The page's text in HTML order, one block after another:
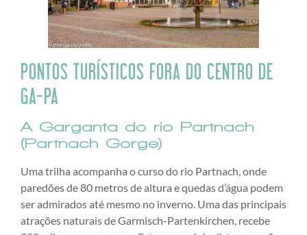
PONTOS TURÍSTICOS FORA DO CENTRO DE
GA-PA
A Garganta do rio Partnach
(Partnach Gorge)
Uma trilha acompanha o curso do rio Partnach, onde
paredões de 80 metros de altura e quedas d’água podem
ser admirados até mesmo no inverno. Uma das principais
atrações naturais de Garmisch-Partenkirchen, recebe